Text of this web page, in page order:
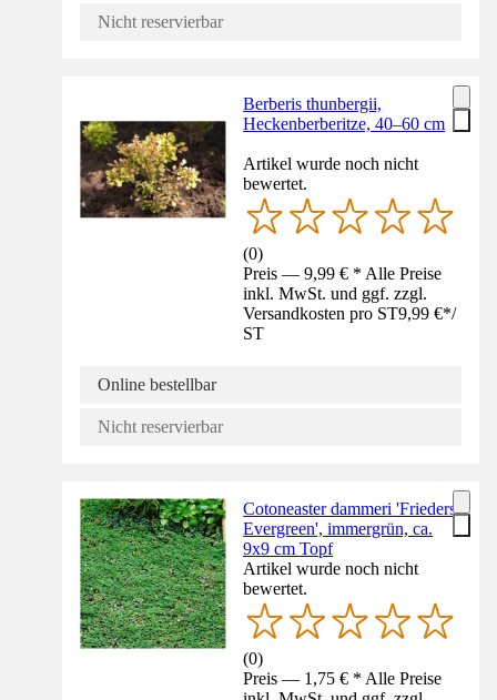
Nicht reservierbar
Berberis thunbergii,
Heckenberberitze, 40–60 cm
Artikel wurde noch nicht
bewertet.
(0)
Preis — 9,99 € * Alle Preise
inkl. MwSt. und ggf. zzgl.
Versandkosten pro ST9,99 €*/
ST
Online bestellbar
Nicht reservierbar
Cotoneaster dammeri 'Frieders
Evergreen', immergrün, ca.
9x9 cm Topf
Artikel wurde noch nicht
bewertet.
(0)
Preis — 1,75 € * Alle Preise